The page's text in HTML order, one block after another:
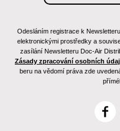
Odesláním registrace k
elektronickými prostředky a
zasílání Newsletteru Doc-Air
Zásady zpracování osobních
beru na vědomí práva zde
F